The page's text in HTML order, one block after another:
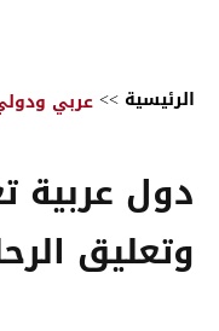
الرئيسية >>عربي
دول عربية
وتعليق